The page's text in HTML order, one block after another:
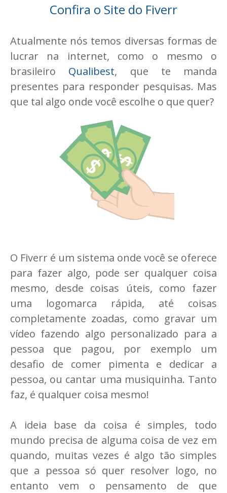
Confira o Site do Fiverr
Atualmente nós temos diversas formas de
lucrar na internet, como o mesmo o
brasileiro Qualibest, que te manda
presentes para responder pesquisas. Mas
que tal algo onde você escolhe o que quer?
O Fiverr é um sistema onde você se oferece
para fazer algo, pode ser qualquer coisa
mesmo, desde coisas úteis, como fazer
uma logomarca rápida, até coisas
completamente zoadas, como gravar um
vídeo fazendo algo personalizado para a
pessoa que pagou, por exemplo um
desafio de comer pimenta e dedicar a
pessoa, ou cantar uma musiquinha. Tanto
faz, é qualquer coisa mesmo!
A ideia base da coisa é simples, todo
mundo precisa de alguma coisa de vez em
quando, muitas vezes é algo tão simples
que a pessoa só quer resolver logo, no
entanto vem o pensamento de que